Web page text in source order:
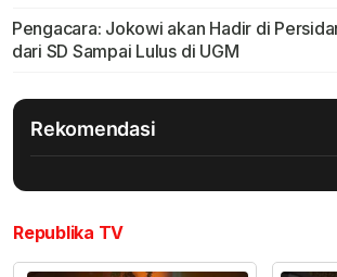
Pengacara: Jokowi akan Hadir di
dari SD Sampai Lulus di UGM
Rekomendasi
Republika TV